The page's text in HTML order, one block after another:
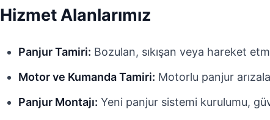
Hizmet Alanlarımız
Panjur Tamiri: Bozulan, sıkışan veya hareket
Motor ve Kumanda Tamiri: Motorlu panjur
Panjur Montajı: Yeni panjur sistemi kurulumu,